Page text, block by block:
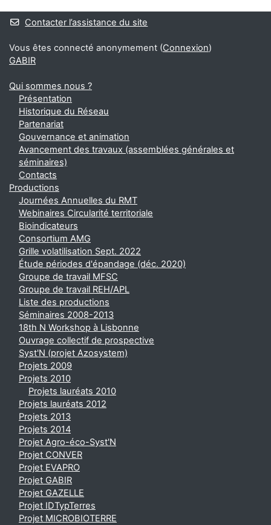
Blocs
Contacter l’assistance du site
Vous êtes connecté anonymement (Connexion)
GABIR
Qui sommes nous ?
Présentation
Historique du Réseau
Partenariat
Gouvernance et animation
Avancement des travaux (assemblées générales et
séminaires)
Contacts
Productions
Journées Annuelles du RMT
Webinaires Circularité territoriale
Bioindicateurs
Consortium AMG
Grille volatilisation Sept. 2022
Étude périodes d'épandage (déc. 2020)
Groupe de travail MFSC
Groupe de travail REH/APL
Liste des productions
Séminaires 2008-2013
18th N Workshop à Lisbonne
Ouvrage collectif de prospective
Syst'N (projet Azosystem)
Projets 2009
Projets 2010
Projets lauréats 2010
Projets lauréats 2012
Projets 2013
Projets 2014
Projet Agro-éco-Syst'N
Projet CONVER
Projet EVAPRO
Projet GABIR
Projet GAZELLE
Projet IDTypTerres
Projet MICROBIOTERRE